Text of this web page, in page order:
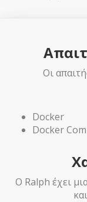
Οι
Docker
Docker
Ο Ralph έχει